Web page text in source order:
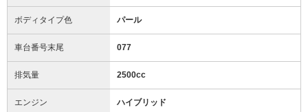
ボディタイプ色 パール
車台番号末尾 077
排気量 2500cc
エンジン ハイブリッド